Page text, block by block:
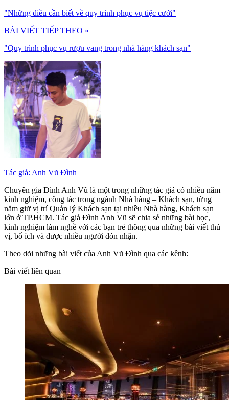
"Những điều cần biết về quy trình phục vụ tiệc cưới"
BÀI VIẾT TIẾP THEO »
"Quy trình phục vụ rượu vang trong nhà hàng khách sạn"
Tác giả: Anh Vũ Đình
Chuyên gia Đình Anh Vũ là một trong những tác giả có nhiều năm
kinh nghiệm, công tác trong ngành Nhà hàng – Khách sạn, từng
nắm giữ vị trí Quản lý Khách sạn tại nhiều Nhà hàng, Khách sạn
lớn ở TP.HCM. Tác giả Đình Anh Vũ sẽ chia sẻ những bài học,
kinh nghiệm làm nghề với các bạn trẻ thông qua những bài viết thú
vị, bổ ích và được nhiều người đón nhận.
Theo dõi những bài viết của Anh Vũ Đình qua các kênh:
Bài viết liên quan